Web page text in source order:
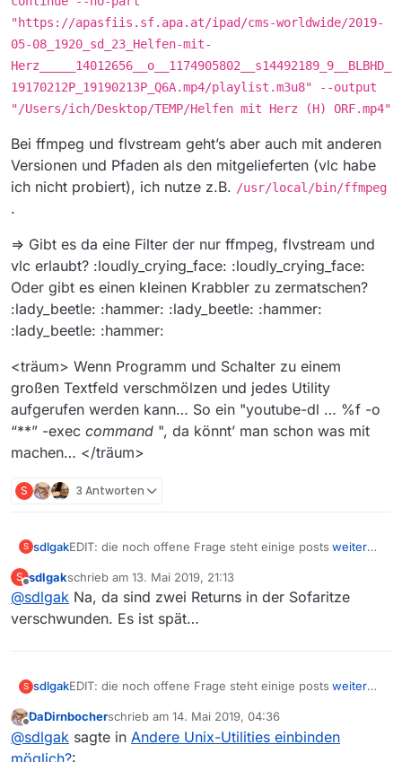
"https://apasfiis.sf.apa.at/ipad/cms-worldwide/2019-
05-08_1920_sd_23_Helfen-mit-
Herz_____14012656__o__1174905802__s14492189_9__BLBHD_
19170212P_19190213P_Q6A.mp4/playlist.m3u8" --output
"/Users/ich/Desktop/TEMP/Helfen mit Herz (H) ORF.mp4"
Bei ffmpeg und flvstream geht’s aber auch mit anderen
Versionen und Pfaden als den mitgelieferten (vlc habe
ich nicht probiert), ich nutze z.B. /usr/local/bin/ffmpeg
.
=> Gibt es da eine Filter der nur ffmpeg, flvstream und
vlc erlaubt? :loudly_crying_face: :loudly_crying_face:
Oder gibt es einen kleinen Krabbler zu zermatschen?
:lady_beetle: :hammer: :lady_beetle: :hammer:
:lady_beetle: :hammer:
<träum> Wenn Programm und Schalter zu einem
großen Textfeld verschmölzen und jedes Utility
aufgerufen werden kann… So ein "youtube-dl … %f -o
“**” -exec command ", da könnt’ man schon was mit
machen… </träum>
S 3 Antworten
S sdlgakEDIT: die noch offene Frage steht einige posts weiter
Hallo,
Ist es möglich, andere Utilities aus einem Set heraus
Wand: der Download ist “fehlerhaft” und es wird nichts
Programmaufruf, wenn aus dem Download ins Terminal
kopiert, funktioniert einwandfrei.
(macOS 10.14.3, MV 13.2.1)
Ich hab auch mal fachfremde Utils probiert (Komplexität
Genauso ist es mit
Bei ffmpeg und flvstream geht’s aber auch mit anderen
S
Offline
sdlgakschrieb am 13. Mai 2019, 21:13
zuletzt editiert von
@sdlgak Na, da sind zwei Returns in der Sofaritze
verschwunden. Es ist spät…
S sdlgakEDIT: die noch offene Frage steht einige posts weiter
Hallo,
Ist es möglich, andere Utilities aus einem Set heraus
Offline
DaDirnbocherschrieb am 14. Mai 2019, 04:36
zuletzt editiert von
@sdlgak sagte in Andere Unix-Utilities einbinden